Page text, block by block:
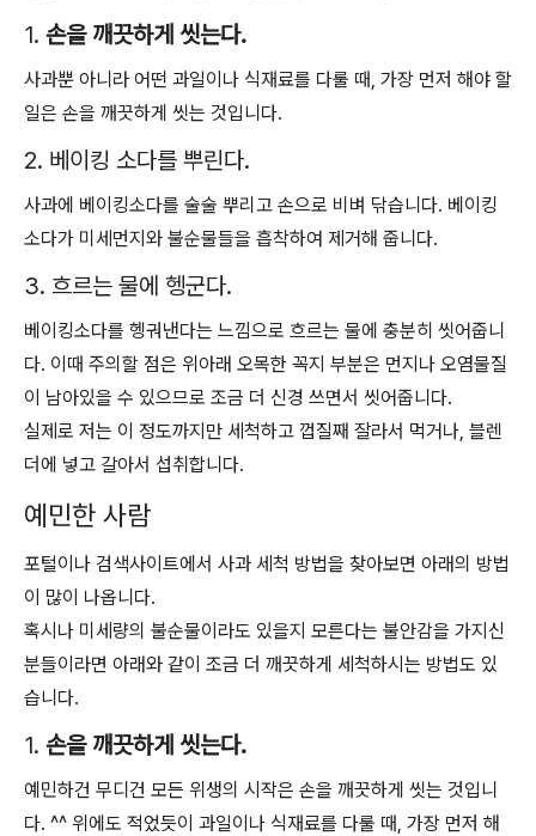
1. 손을 깨끗하게 씻는다.
사과뿐 아니라 어떤 과일이나 식재료를 다룰 때, 가장 먼저 해야 할
일은 손을 깨끗하게 씻는 것입니다.
2. 베이킹 소다를 뿌린다.
사과에 베이킹소다를 술술 뿌리고 손으로 비벼 닦습니다. 베이킹
소다가 미세먼지와 불순물들을 흡착하여 제거해 줍니다.
3. 흐르는 물에 헹군다.
베이킹소다를 헹궈낸다는 느낌으로 흐르는 물에 충분히 씻어줍니
다. 이때 주의할 점은 위아래 오목한 꼭지 부분은 먼지나 오염물질
이 남아있을 수 있으므로 조금 더 신경 쓰면서 씻어줍니다.
실제로 저는 이 정도까지만 세척하고 껍질째 잘라서 먹거나, 블렌
더에 넣고 갈아서 섭취합니다.
예민한 사람
포털이나 검색사이트에서 사과 세척 방법을 찾아보면 아래의 방법
이 많이 나옵니다.
혹시나 미세량의 불순물이라도 있을지 모른다는 불안감을 가지신
분들이라면 아래와 같이 조금 더 깨끗하게 세척하시는 방법도 있
습니다.
1. 손을 깨끗하게 씻는다.
예민하건 무디건 모든 위생의 시작은 손을 깨끗하게 씻는 것입니
다. ^^ 위에도 적었듯이 과일이나 식재료를 다룰 때, 가장 먼저 해